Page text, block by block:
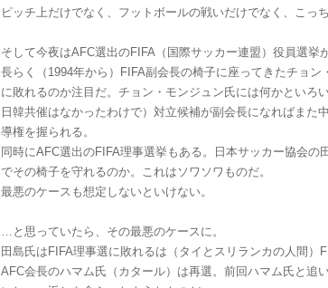
ピッチ上だけでなく、フットボールの戦いだけでなく、こっ
そして今夜はAFC選出のFIFA（国際サッカー連盟）役員選挙
長らく（1994年から）FIFA副会長の椅子に座ってきたチョ
に敗れるのか注目だ。チョン・モンジュン氏には何かといろ
日韓共催はなかったわけで）対立候補が副会長になればまた
導権を握られる。
同時にAFC選出のFIFA理事選挙もある。日本サッカー協会
でその椅子を守れるのか。これはソワソワものだ。
最悪のケースも想定しないといけない。
…と思っていたら、その最悪のケースに。
田島氏はFIFA理事選に敗れるは（タイとスリランカの人間）
AFC会長のハマム氏（カタール）は再選。前回ハマム氏と追